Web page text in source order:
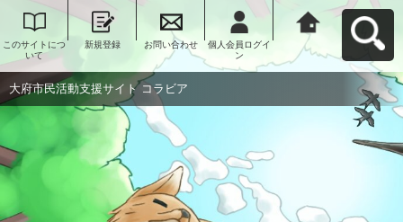
このサイトにつ
いて
新規登録 お問い合わせ
個人会員ログイ
ン
大府市民活動支
援サイト コラビ
アへ戻る
大府市民活動支援サイト コラビア